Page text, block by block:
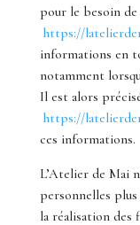
pour le besoin
https://
informations en
notamment
Il est alors
https://
ces informations.
L’Atelier de Mai
personnelles
la réalisation des